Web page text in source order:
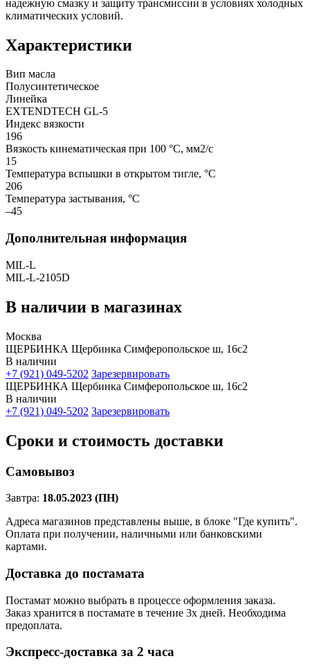
надежную смазку и защиту трансмиссии в условиях холодных
климатических условий.
Характеристики
Вип масла
Полусинтетическое
Линейка
EXTENDTECH GL-5
Индекс вязкости
196
Вязкость кинематическая при 100 °С, мм2/с
15
Температура вспышки в открытом тигле, °С
206
Температура застывания, °С
–45
Дополнительная информация
MIL-L
MIL-L-2105D
В наличии в магазинах
Москва
ЩЕРБИНКА Щербинка Симферопольское ш, 16с2
В наличии
+7 (921) 049-5202 Зарезервировать
ЩЕРБИНКА Щербинка Симферопольское ш, 16с2
В наличии
+7 (921) 049-5202 Зарезервировать
Сроки и стоимость доставки
Самовывоз
Завтра: 18.05.2023 (ПН)
Адреса магазинов представлены выше, в блоке "Где купить".
Оплата при получении, наличными или банковскими
картами.
Доставка до постамата
Постамат можно выбрать в процессе оформления заказа.
Заказ хранится в постамате в течение 3х дней. Необходима
предоплата.
Экспресс-доставка за 2 часa